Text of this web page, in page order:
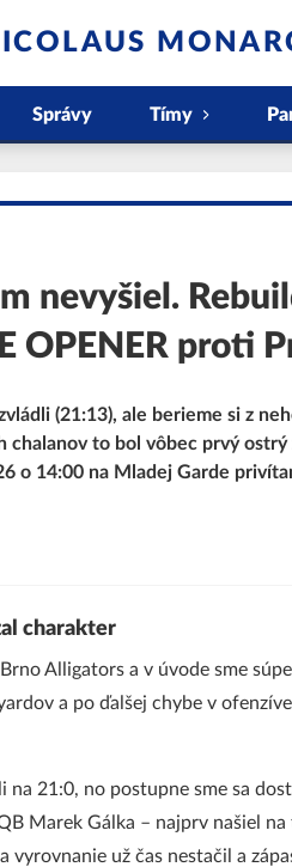
Správy Tímy
nevyšiel.
OPENER proti
(21:13), ale berieme si z
to bol vôbec prvý ostrý
o 14:00 na Mladej Garde
charakter
Alligators a v úvode sme
a po ďalšej chybe v
na 21:0, no postupne sme sa
Marek Gálka – najprv našiel
vyrovnanie už čas nestačil a